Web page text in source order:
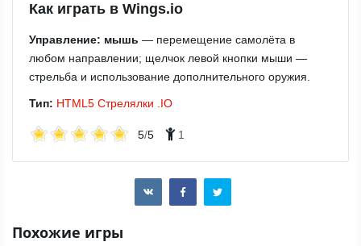
Как играть в Wings.io
Управление: мышь — перемещение самолёта в
любом направлении; щелчок левой кнопки мыши —
стрельба и использование дополнительного оружия.
Тип: HTML5 Стрелялки .IO
5/5 1
Похожие игры